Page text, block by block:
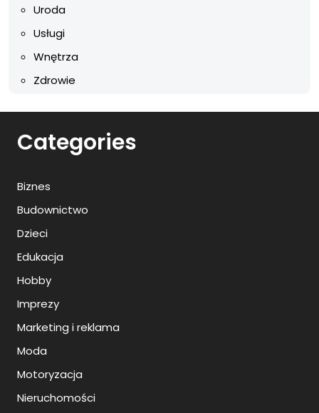
Uroda
Usługi
Wnętrza
Zdrowie
Categories
Biznes
Budownictwo
Dzieci
Edukacja
Hobby
Imprezy
Marketing i reklama
Moda
Motoryzacja
Nieruchomości